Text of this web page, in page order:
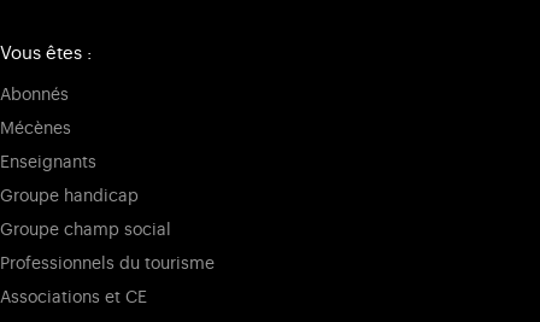
Vous êtes :
Abonnés
Mécènes
Enseignants
Groupe handicap
Groupe champ social
Professionnels du tourisme
Associations et CE